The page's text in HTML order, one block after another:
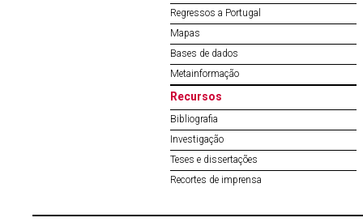
Regressos a Portugal
Mapas
Bases de dados
Metainformação
Recursos
Bibliografia
Investigação
Teses e dissertações
Recortes de imprensa